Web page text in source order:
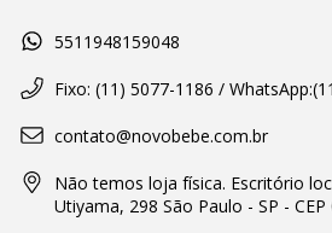
5511948159048
Fixo: (11) 5077-1186 /
contato@novobebe.com.br
Não temos loja física. Escritório
Utiyama, 298 São Paulo - SP -